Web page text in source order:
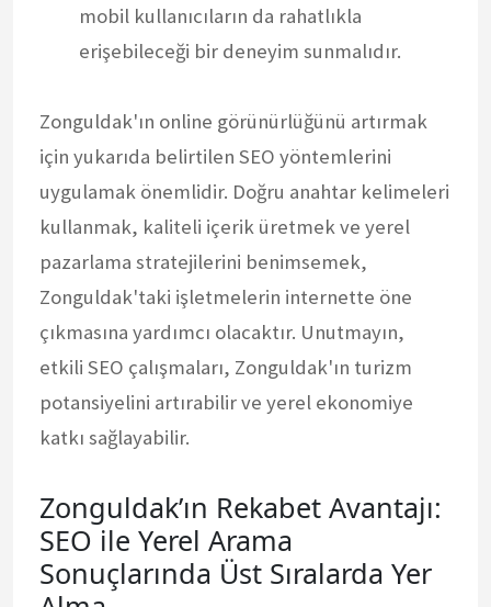
mobil kullanıcıların da rahatlıkla
erişebileceği bir deneyim sunmalıdır.
Zonguldak'ın online görünürlüğünü artırmak
için yukarıda belirtilen SEO yöntemlerini
uygulamak önemlidir. Doğru anahtar kelimeleri
kullanmak, kaliteli içerik üretmek ve yerel
pazarlama stratejilerini benimsemek,
Zonguldak'taki işletmelerin internette öne
çıkmasına yardımcı olacaktır. Unutmayın,
etkili SEO çalışmaları, Zonguldak'ın turizm
potansiyelini artırabilir ve yerel ekonomiye
katkı sağlayabilir.
Zonguldak’ın Rekabet Avantajı:
SEO ile Yerel Arama
Sonuçlarında Üst Sıralarda Yer